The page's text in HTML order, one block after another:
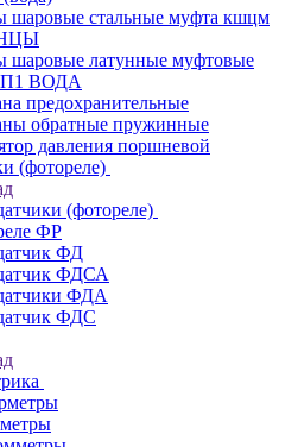
шаровые стальные муфта кшцм
шаровые латунные муфтовые
ВОДА
предохранительные
обратные пружинные
давления поршневой
(фотореле)
(фотореле)
ФР
ФД
ФДСА
ФДА
ФДС